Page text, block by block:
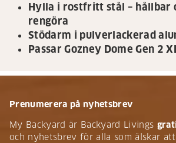
Hylla i rostfritt stål – hållbar
rengöra
Stödarm i pulverlackerad
Passar Gozney Dome Gen 2
Prenumerera på nyhetsbrev
My Backyard är Backyard Livings
och nyhetsbrev för alla som älskar